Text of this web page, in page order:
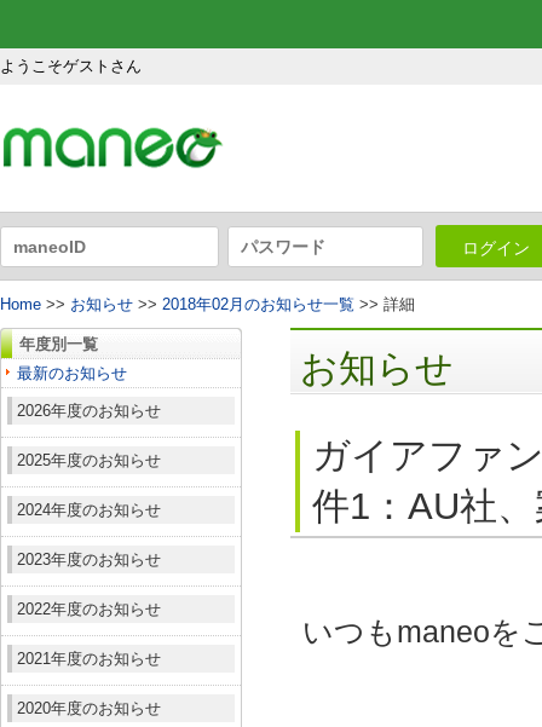
ようこそゲストさん
ログイン
Home >> お知らせ >> 2018年02月のお知らせ一覧 >> 詳細
年度別一覧
最新のお知らせ
2026年度のお知らせ
2025年度のお知らせ
2024年度のお知らせ
2023年度のお知らせ
2022年度のお知らせ
2021年度のお知らせ
2020年度のお知らせ
お知らせ
ガイアファ
件1：AU社
いつもmaneoを